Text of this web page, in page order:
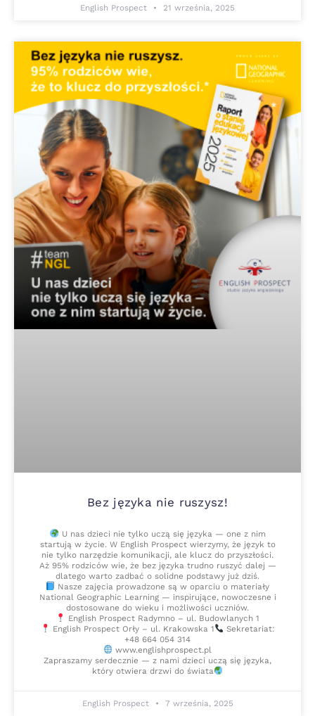
English Prospect 21 września, 2025
Bez języka nie ruszysz!
U nas dzieci nie tylko uczą się języka — one z nim
startują w życie. W English Prospect wierzymy, że język to
nie tylko narzędzie komunikacji, ale klucz do przyszłości.
Aż 95% rodziców wie, że bez języka trudno ruszyć dalej —
dlatego warto zadbać o solidne podstawy już dziś.
Nasze zajęcia prowadzone są w oparciu o materiały
National Geographic Learning — inspirujące, nowoczesne i
dostosowane do wieku i możliwości uczniów.
English Prospect Radymno – ul. Budowlanych 1
English Prospect Orły – ul. Krakowska 1
Sekretariat:
+48 664 054 314
www.englishprospect.pl
Zapraszamy serdecznie — z nami dzieci uczą się języka,
który otwiera drzwi do świata
English Prospect 7 września, 2025